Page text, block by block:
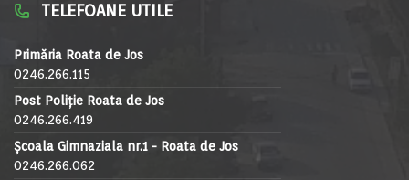
TELEFOANE UTILE
Primăria Roata de Jos
0246.266.115
Post Poliție Roata de Jos
0246.266.419
Școala Gimnaziala nr.1 - Roata de Jos
0246.266.062